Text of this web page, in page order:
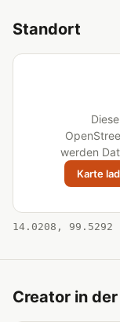
Standort
werden
Karte
14.0208, 99.5292
Creator in